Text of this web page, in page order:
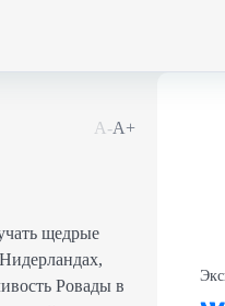
А-А+
щедрые
Ровады в